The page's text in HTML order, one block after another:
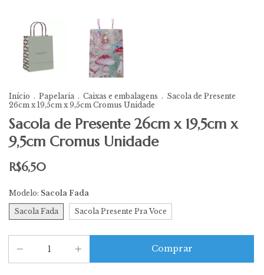
Início . Papelaria . Caixas e embalagens . Sacola de Presente
26cm x 19,5cm x 9,5cm Cromus Unidade
Sacola de Presente 26cm x 19,5cm x
9,5cm Cromus Unidade
R$6,50
Modelo: Sacola Fada
Sacola Fada Sacola Presente Pra Voce